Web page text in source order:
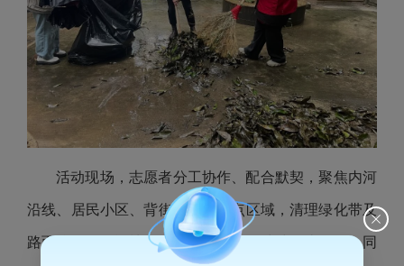
活动现场，志愿者分工协作、配合默契，聚焦内河
沿线、居民小区、背街小巷等重点区域，清理绿化带及
路面垃圾、搬运楼道及楼顶乱堆放、清洁乱张贴等；同